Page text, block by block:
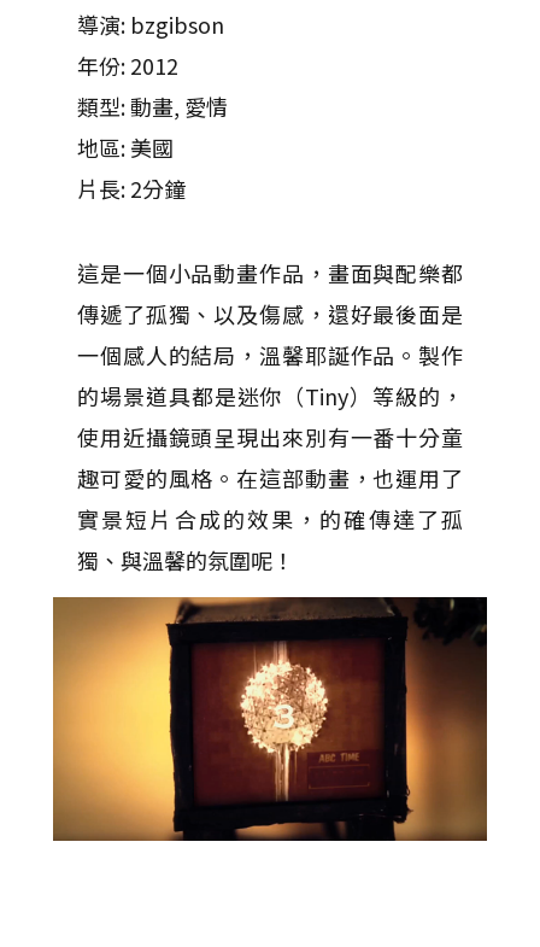
導演: bzgibson
年份: 2012
類型: 動畫, 愛情
地區: 美國
片長: 2分鐘
這是一個小品動畫作品，畫面與配樂都
傳遞了孤獨、以及傷感，還好最後面是
一個感人的結局，溫馨耶誕作品。製作
的場景道具都是迷你（Tiny）等級的，
使用近攝鏡頭呈現出來別有一番十分童
趣可愛的風格。在這部動畫，也運用了
實景短片合成的效果，的確傳達了孤
獨、與溫馨的氛圍呢！